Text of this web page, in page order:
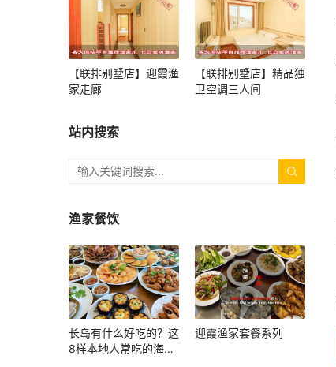
【联排别墅店】迎霞渔
家走廊
【联排别墅店】精品独
卫空调三人间
站内搜索
渔家餐饮
长岛有什么好吃的？这
8样本地人常吃的海鲜
迎霞渔家套餐系列